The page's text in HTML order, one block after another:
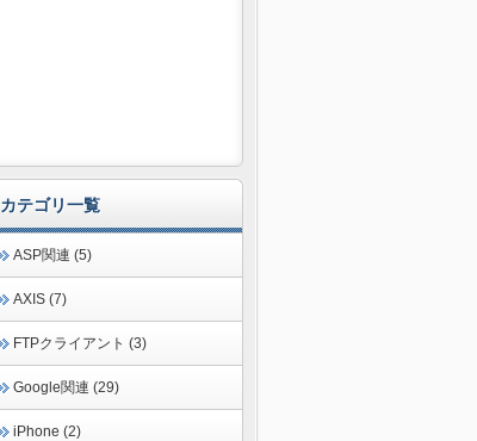
カテゴリ一覧
ASP関連 (5)
AXIS (7)
FTPクライアント (3)
Google関連 (29)
iPhone (2)